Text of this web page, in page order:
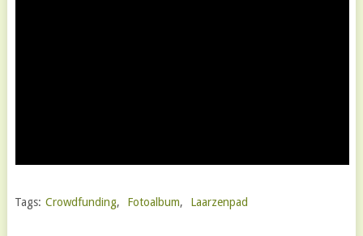
Tags: Crowdfunding, Fotoalbum, Laarzenpad